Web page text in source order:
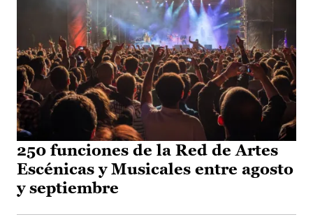
250 funciones de la Red de Artes
Escénicas y Musicales entre agosto
y septiembre